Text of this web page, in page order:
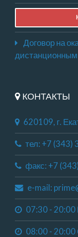
Договор на
КОНТАКТЫ
620109, г.
тел: +7 (343)
факс: +7
e-mail:
07:30 - 20:00
08:00 - 20:00